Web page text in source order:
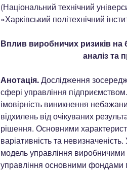
(Національний технічний
«Харківський політехнічний
Вплив виробничих ризиків на
аналіз та
Анотація.Дослідження
сфері управління
імовірність виникнення
відхилень від очікуваних
рішення. Основними
варіативність та
модель управління виробничими
управління основними фондами